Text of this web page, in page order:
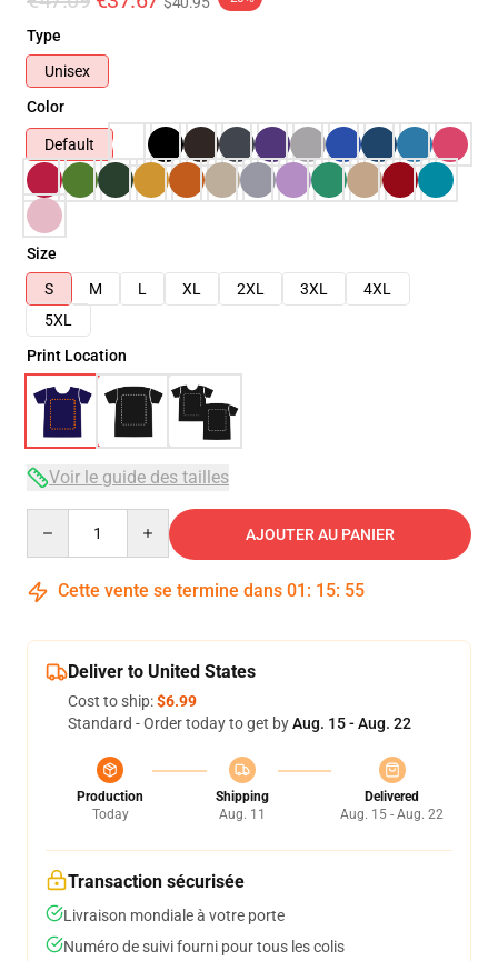
Type
Unisex
Color
Default
Size
S
M L XL 2XL 3XL
4XL
5XL
Print Location
Voir le guide des tailles
AJOUTER AU PANIER
Cette vente se termine dans 01 : 15: 54
Deliver to United States
Cost to ship:$6.99
Standard - Order today to get byAug. 15 - Aug. 22
Production
Today
Shipping
Aug. 11
Delivered
Aug. 15 - Aug. 22
Transaction sécurisée
Livraison mondiale à votre porte
Numéro de suivi fourni pour tous les colis